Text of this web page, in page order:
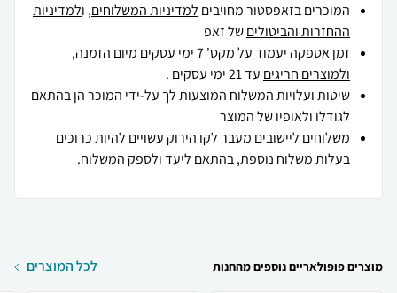
המוכרים בזאפסטור מחויבים למדיניות המשלוחים, ולמדיניות
ההחזרות והביטוליםשל זאפ
זמן אספקה יעמוד על מקס' 7 ימי עסקים מיום הזמנה,
ולמוצרים חריגים עד 21 ימי עסקים .
שיטות ועלויות המשלוח המוצעות לך על-ידי המוכר הן בהתאם
לגודלו ולאופיו של המוצר
משלוחים ליישובים מעבר לקו הירוק עשויים להיות כרוכים
בעלות משלוח נוספת, בהתאם ליעד ולספק המשלוח.
מוצרים פופולאריים נוספים מהחנות לכל המוצרים